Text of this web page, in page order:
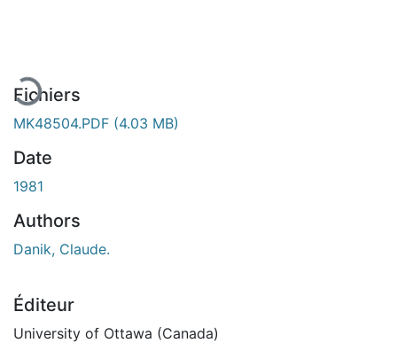
Fichiers
MK48504.PDF (4.03 MB)
Date
1981
Authors
Danik, Claude.
Éditeur
University of Ottawa (Canada)